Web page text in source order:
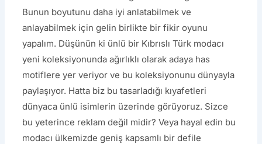
Bunun boyutunu daha iyi anlatabilmek ve
anlayabilmek için gelin birlikte bir fikir oyunu
yapalım. Düşünün ki ünlü bir Kıbrıslı Türk modacı
yeni koleksiyonunda ağırlıklı olarak adaya has
motiflere yer veriyor ve bu koleksiyonunu dünyayla
paylaşıyor. Hatta biz bu tasarladığı kıyafetleri
dünyaca ünlü isimlerin üzerinde görüyoruz. Sizce
bu yeterince reklam değil midir? Veya hayal edin bu
modacı ülkemizde geniş kapsamlı bir defile